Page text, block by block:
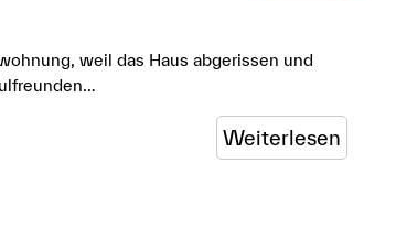
weil das Haus abgerissen und
Weiterlesen